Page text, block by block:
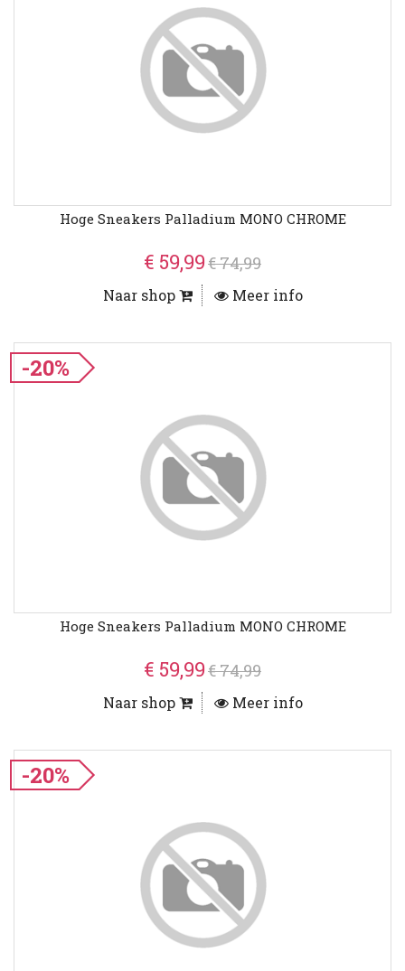
Hoge Sneakers Palladium MONO CHROME
€ 59,99€ 74,99
Naar shop Meer info
-20%
Hoge Sneakers Palladium MONO CHROME
€ 59,99€ 74,99
Naar shop Meer info
-20%